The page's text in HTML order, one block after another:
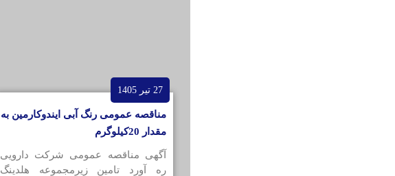
27 تیر 1405
مناقصه عمومی رنگ آبی ایندوکارمین به
مقدار 20کیلوگرم
آگهی مناقصه عمومی شرکت دارویی
ره آورد تامین زیرمجموعه هلدینگ